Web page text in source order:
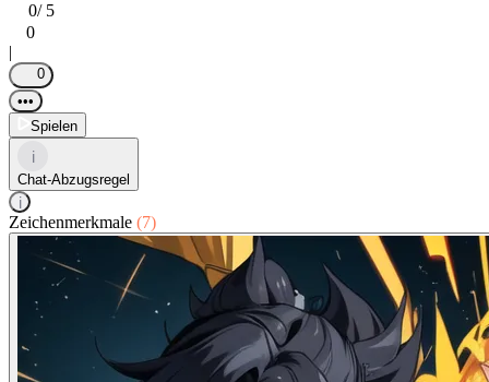
0/ 5
0
|
0
•••
Spielen
i
Chat-Abzugsregel
i
Zeichenmerkmale (7)